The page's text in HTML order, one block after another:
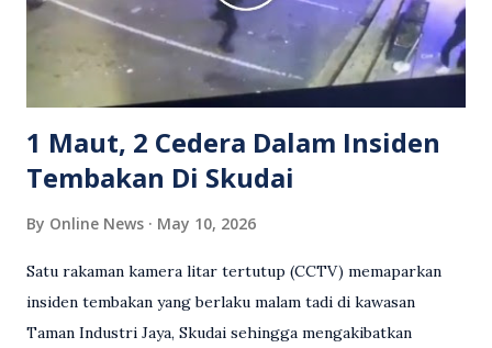
serta memuji pemandu Grab kerana campur tangan.
Sebahagian netizen turut meminta pihak berkuasa
mengambil tindakan tegas, manakala ada yang bersimpati
terhadap wanita dipercayai menjadi mangs...
1 Maut, 2 Cedera Dalam Insiden
Tembakan Di Skudai
By Online News May 10, 2026
Satu rakaman kamera litar tertutup (CCTV) memaparkan
insiden tembakan yang berlaku malam tadi di kawasan
Taman Industri Jaya, Skudai sehingga mengakibatkan